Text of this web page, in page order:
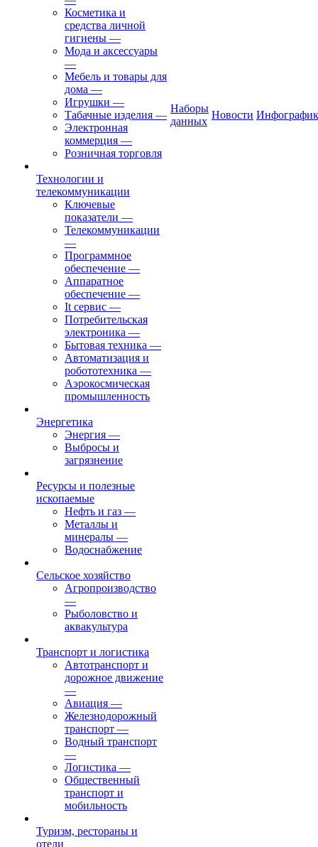
Косметика и
средства личной
гигиены —
Мода и аксессуары
—
Мебель и товары для
дома —
Игрушки —
Табачные изделия —
Электронная
коммерция —
Розничная торговля
Технологии и
телекоммуникации
Ключевые
показатели —
Телекоммуникации
—
Программное
обеспечение —
Аппаратное
обеспечение —
It сервис —
Потребительская
электроника —
Бытовая техника —
Автоматизация и
робототехника —
Аэрокосмическая
промышленность
Энергетика
Энергия —
Выбросы и
загрязнение
Ресурсы и полезные
ископаемые
Нефть и газ —
Металлы и
минералы —
Водоснабжение
Сельское хозяйство
Агропроизводство
—
Рыболовство и
аквакультура
Транспорт и логистика
Автотранспорт и
дорожное движение
—
Авиация —
Железнодорожный
транспорт —
Водный транспорт
—
Логистика —
Общественный
транспорт и
мобильность
Туризм, рестораны и
отели
Наборы
данных
Новости